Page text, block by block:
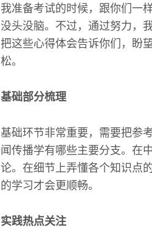
我准备考试的时候，跟你们一
没头没脑。不过，通过努力，
把这些心得体会告诉你们，盼
松。
基础部分梳理
基础环节非常重要，需要把参
闻传播学有哪些主要分支。在
论。在细节上弄懂各个知识点
的学习才会更顺畅。
实践热点关注